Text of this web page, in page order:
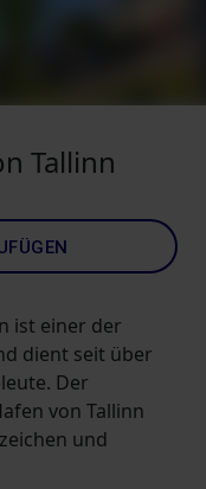
Tallinn
ist einer der
dient seit über
Der
von Tallinn
und